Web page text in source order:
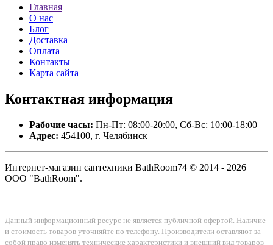
Главная
О нас
Блог
Доставка
Оплата
Контакты
Карта сайта
Контактная информация
Рабочие часы: Пн-Пт: 08:00-20:00, Сб-Вс: 10:00-18:00
Адрес: 454100, г. Челябинск
Интернет-магазин сантехники BathRoom74 © 2014 - 2026
ООО "BathRoom".
Данный информационный ресурс не является публичной офертой. Наличие
и стоимость товаров уточняйте по телефону. Производители оставляют за
собой право изменять технические характеристики и внешний вид товаров